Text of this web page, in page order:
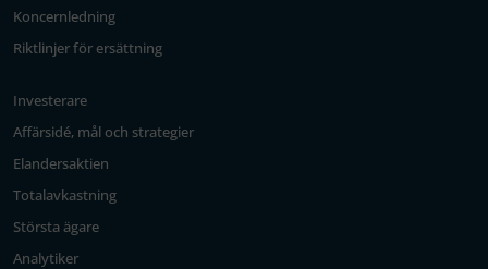
Koncernledning
Riktlinjer för ersättning
Investerare
Affärsidé, mål och strategier
Elandersaktien
Totalavkastning
Största ägare
Analytiker